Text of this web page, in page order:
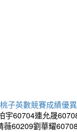
子英數競賽成績優
60704連允晟
60209劉華耀